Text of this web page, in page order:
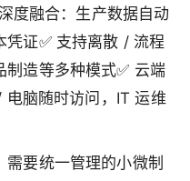
度融合：生产数据自动
凭证✅ 支持离散 / 流程
造等多种模式✅ 云端
脑随时访问，IT 运维
要统一管理的小微制